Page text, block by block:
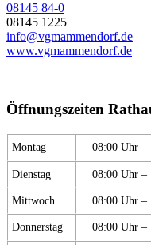
08145 84-0
08145 1225
info@vgmammendorf.de
www.vgmammendorf.de
Öffnungszeiten
Montag 08:00 Uhr –
Dienstag 08:00 Uhr –
Mittwoch 08:00 Uhr –
Donnerstag 08:00 Uhr –